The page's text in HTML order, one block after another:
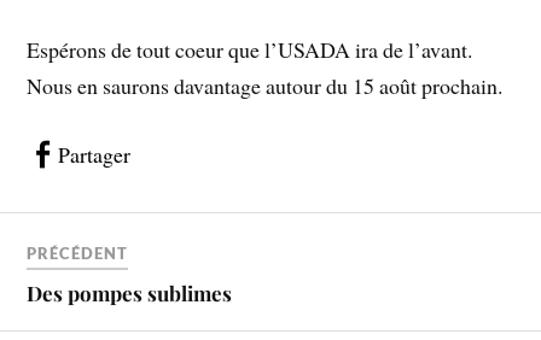
Espérons de tout coeur que l’USADA ira de l’avant.
Nous en saurons davantage autour du 15 août prochain.
Partager
PRÉCÉDENT
Des pompes sublimes